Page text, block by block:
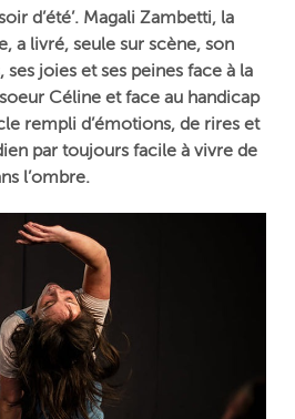
d’été’. Magali Zambetti, la
a livré, seule sur scène, son
ses joies et ses peines face à la
Céline et face au handicap
rempli d’émotions, de rires et
par toujours facile à vivre de
l’ombre.